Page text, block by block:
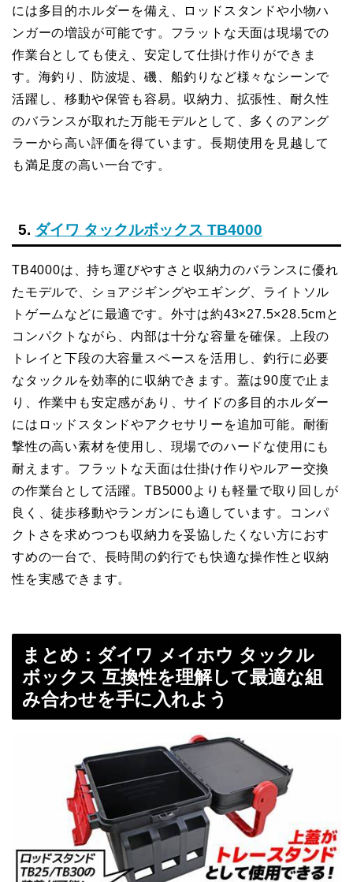
には多目的ホルダーを備え、ロッドスタンドや小物ハ
ンガーの増設が可能です。フラットな天面は現場での
作業台としても使え、安定して仕掛け作りができま
す。海釣り、防波堤、磯、船釣りなど様々なシーンで
活躍し、移動や保管も容易。収納力、拡張性、耐久性
のバランスが取れた万能モデルとして、多くのアング
ラーから高い評価を得ています。長期使用を見越して
も満足度の高い一台です。
5. ダイワ タックルボックス TB4000
TB4000は、持ち運びやすさと収納力のバランスに優れ
たモデルで、ショアジギングやエギング、ライトソル
トゲームなどに最適です。外寸は約43×27.5×28.5cmと
コンパクトながら、内部は十分な容量を確保。上段の
トレイと下段の大容量スペースを活用し、釣行に必要
なタックルを効率的に収納できます。蓋は90度で止ま
り、作業中も安定感があり、サイドの多目的ホルダー
にはロッドスタンドやアクセサリーを追加可能。耐衝
撃性の高い素材を使用し、現場でのハードな使用にも
耐えます。フラットな天面は仕掛け作りやルアー交換
の作業台として活躍。TB5000よりも軽量で取り回しが
良く、徒歩移動やランガンにも適しています。コンパ
クトさを求めつつも収納力を妥協したくない方におす
すめの一台で、長時間の釣行でも快適な操作性と収納
性を実感できます。
まとめ：ダイワ メイホウ タックル
ボックス 互換性を理解して最適な組
み合わせを手に入れよう